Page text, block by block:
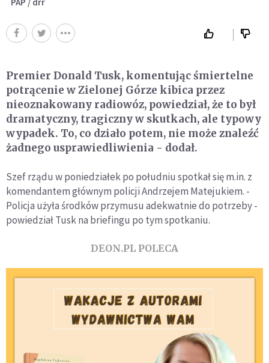
Premier Donald Tusk, komentując śmiertelne
potrącenie w Zielonej Górze kibica przez
nieoznakowany radiowóz, powiedział, że to był
dramatyczny, tragiczny w skutkach, ale typowy
wypadek. To, co działo potem, nie może znaleźć
żadnego usprawiedliwienia - dodał.
Szef rządu w poniedziałek po południu spotkał się m.in. z
komendantem głównym policji Andrzejem Matejukiem. -
Policja użyła środków przymusu adekwatnie do potrzeby -
powiedział Tusk na briefingu po tym spotkaniu.
DEON.PL POLECA